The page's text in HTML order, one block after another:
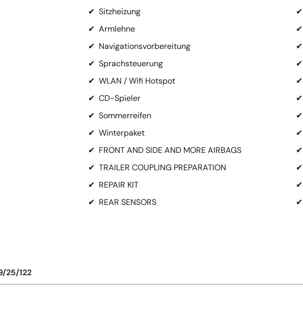
✔ Sitzheizung ✔
✔ Armlehne ✔
✔ Navigationsvorbereitung ✔
✔ Sprachsteuerung ✔
✔ WLAN / Wifi Hotspot ✔
✔ CD-Spieler ✔
✔ Sommerreifen ✔
✔ Winterpaket ✔
✔ FRONT AND SIDE AND MORE AIRBAGS ✔
✔ TRAILER COUPLING PREPARATION ✔
✔ REPAIR KIT ✔
✔ REAR SENSORS ✔
25/122